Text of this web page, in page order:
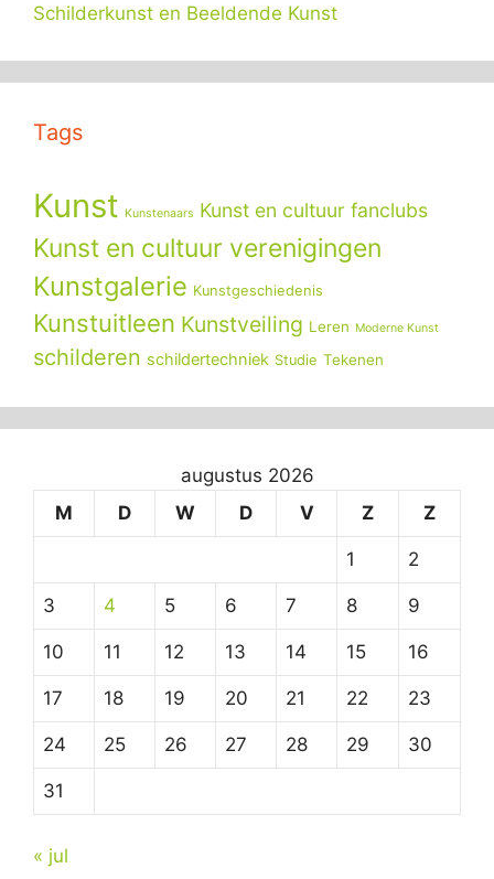
Schilderkunst en Beeldende Kunst
Tags
Kunst Kunstenaars Kunst en cultuur fanclubs
Kunst en cultuur verenigingen
Kunstgalerie Kunstgeschiedenis
Kunstuitleen Kunstveiling Leren Moderne Kunst
schilderen schildertechniek Studie Tekenen
augustus 2026
M
D W D V Z Z
1 2
3 4 5 6 7 8 9
10 11 12 13 14 15 16
17 18 19 20 21 22 23
24 25 26 27 28 29 30
31
« jul